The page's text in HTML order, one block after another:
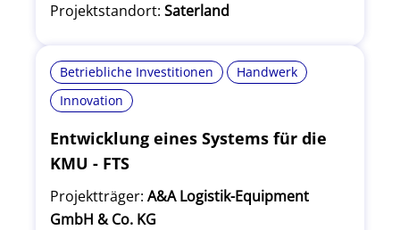
Projektstandort: Saterland
Betriebliche Investitionen
Handwerk
Innovation
Entwicklung eines Systems für die
KMU - FTS
Projektträger: A&A Logistik-Equipment
GmbH & Co. KG